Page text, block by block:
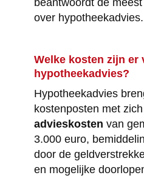
beantwoordt de
over hypotheekadvies.
Welke kosten zijn er
hypotheekadvies?
Hypotheekadvies
kostenposten met
advieskosten van
3.000 euro,
door de
en mogelijke